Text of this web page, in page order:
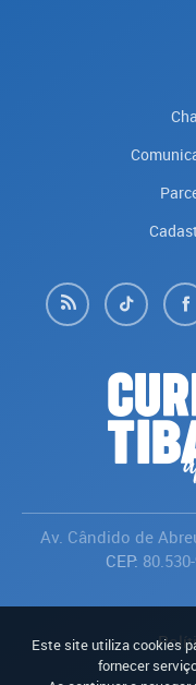
Av. Cândido de
CEP:
Este site utiliza cookies
fornecer